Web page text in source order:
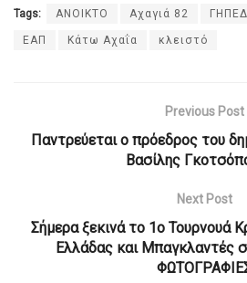
Tags: ΑΝΟΙΚΤΟ Αχαγιά 82
ΕΑΠ Κάτω Αχαΐα κλειστό
Previous Post
Παντρεύεται ο πρόεδρος του
Βασίλης
Next Post
Σήμερα ξεκινά το 1ο Τουρνουά
Ελλάδας και Μπαγκλαντές